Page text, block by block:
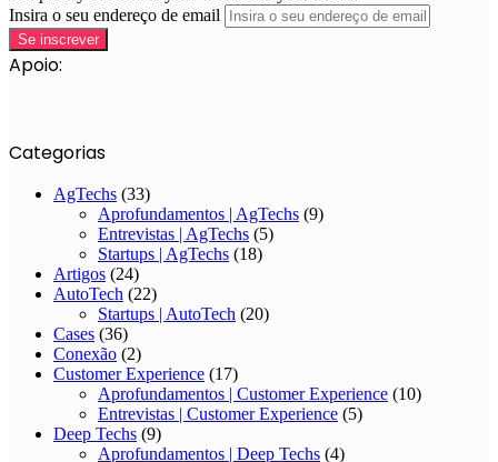
Insira o seu endereço de email
Apoio:
Categorias
AgTechs (33)
Aprofundamentos | AgTechs (9)
Entrevistas | AgTechs (5)
Startups | AgTechs (18)
Artigos (24)
AutoTech (22)
Startups | AutoTech (20)
Cases (36)
Conexão (2)
Customer Experience (17)
Aprofundamentos | Customer Experience (10)
Entrevistas | Customer Experience (5)
Deep Techs (9)
Aprofundamentos | Deep Techs (4)